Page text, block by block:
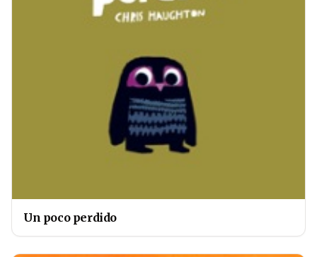
Un poco perdido